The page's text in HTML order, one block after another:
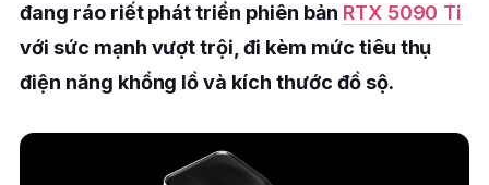
đang ráo riết phát triển phiên bản RTX 5090 Ti
với sức mạnh vượt trội, đi kèm mức tiêu thụ
điện năng khổng lồ và kích thước đồ sộ.